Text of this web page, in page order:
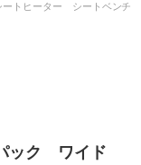
トヒーター シートベンチ
ック ワイド